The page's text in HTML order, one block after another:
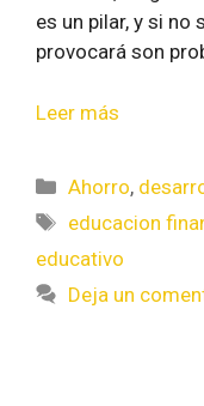
es un pilar, y si no
provocará son
Leer más
Ahorro,
educacion
educativo
Deja un